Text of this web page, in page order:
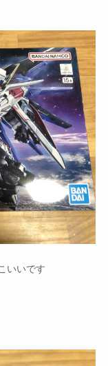
いいです